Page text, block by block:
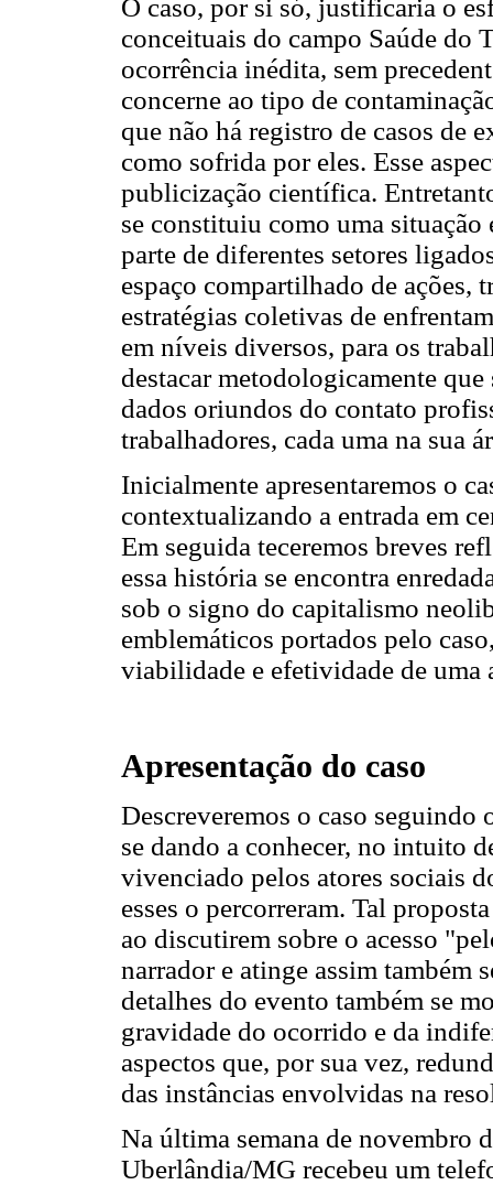
O caso, por si só, justificaria o
conceituais do campo Saúde do
ocorrência inédita, sem
concerne ao tipo de
que não há registro de casos de
como sofrida por eles. Esse
publicização científica.
se constituiu como uma
parte de diferentes setores
espaço compartilhado de ações,
estratégias coletivas de
em níveis diversos, para os
destacar metodologicamente
dados oriundos do contato
trabalhadores, cada uma na sua
Inicialmente apresentaremos o
contextualizando a entrada em
Em seguida teceremos breves
essa história se encontra
sob o signo do capitalismo
emblemáticos portados pelo
viabilidade e efetividade de uma
Apresentação do caso
Descreveremos o caso seguindo
se dando a conhecer, no intuito
vivenciado pelos atores sociais
esses o percorreram. Tal
ao discutirem sobre o acesso
narrador e atinge assim também
detalhes do evento também se
gravidade do ocorrido e da
aspectos que, por sua vez,
das instâncias envolvidas na
Na última semana de novembro
Uberlândia/MG recebeu um